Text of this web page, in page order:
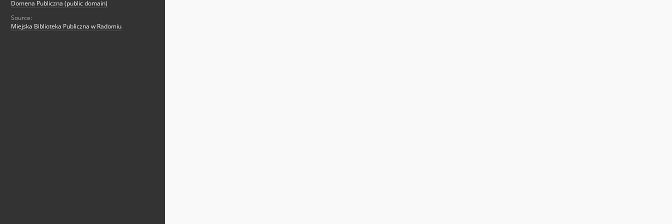
Domena Publiczna (public domain)
Source:
Miejska Biblioteka Publiczna w Radomiu